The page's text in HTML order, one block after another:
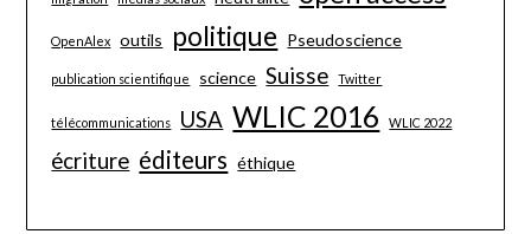
OpenAlex outils politique Pseudoscience
publication scientifique science Suisse Twitter
télécommunications USA WLIC 2016 WLIC 2022
écriture éditeurs éthique